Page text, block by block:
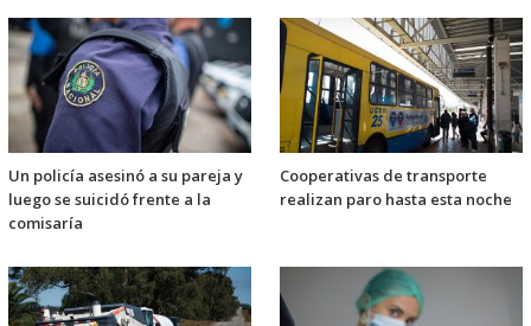
Un policía asesinó a su pareja y
luego se suicidó frente a la
comisaría
Cooperativas de transporte
realizan paro hasta esta noche